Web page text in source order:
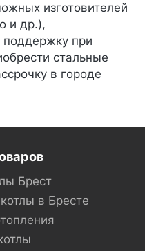
изготовителей
и др.),
поддержку при
стальные
в городе
Брест
в Бресте